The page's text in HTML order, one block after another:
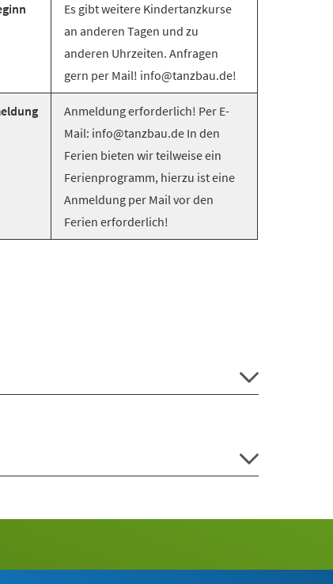
Es gibt weitere Kindertanzkurse
an anderen Tagen und zu
anderen Uhrzeiten. Anfragen
gern per Mail! info@tanzbau.de!
Anmeldung erforderlich! Per E-
Mail: info@tanzbau.de In den
Ferien bieten wir teilweise ein
Ferienprogramm, hierzu ist eine
Anmeldung per Mail vor den
Ferien erforderlich!